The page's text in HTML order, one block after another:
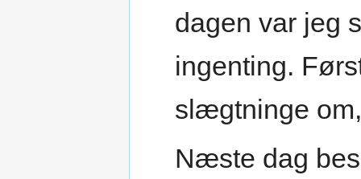
dagen var jeg
ingenting.
slægtninge
Næste dag